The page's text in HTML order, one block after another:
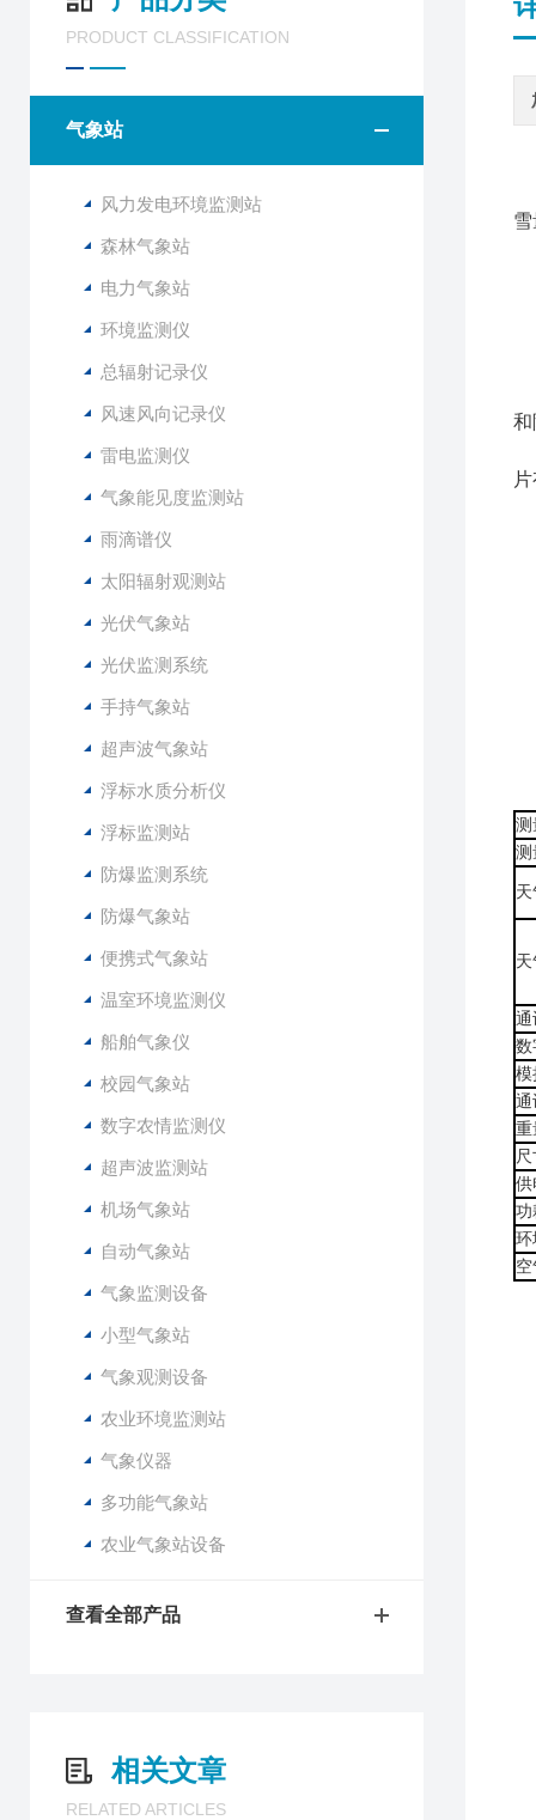
PRODUCT CLASSIFICATION
气象站
风力发电环境监测站
森林气象站
电力气象站
环境监测仪
总辐射记录仪
风速风向记录仪
雷电监测仪
气象能见度监测站
雨滴谱仪
太阳辐射观测站
光伏气象站
光伏监测系统
手持气象站
超声波气象站
浮标水质分析仪
浮标监测站
防爆监测系统
防爆气象站
便携式气象站
温室环境监测仪
船舶气象仪
校园气象站
数字农情监测仪
超声波监测站
机场气象站
自动气象站
气象监测设备
小型气象站
气象观测设备
农业环境监测站
气象仪器
多功能气象站
农业气象站设备
查看全部产品
相关文章
RELATED ARTICLES
和
测
测
通
数
模
通
重
供
功
环